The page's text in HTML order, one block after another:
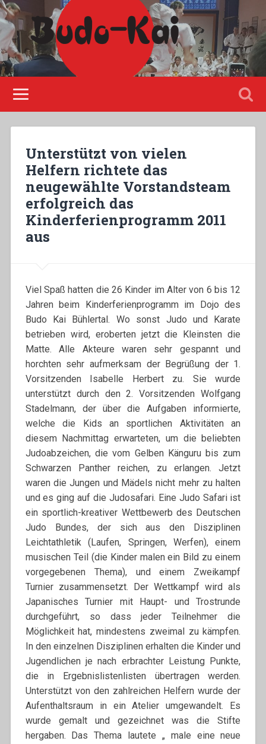
Please disable Adblock!
Unterstützt von vielen
Helfern richtete das
neugewählte Vorstandsteam
erfolgreich das
Kinderferienprogramm 2011
aus
Viel Spaß hatten die 26 Kinder im Alter von 6 bis 12
Jahren beim Kinderferienprogramm im Dojo des
Budo Kai Bühlertal. Wo sonst Judo und Karate
betrieben wird, eroberten jetzt die Kleinsten die
Matte. Alle Akteure waren sehr gespannt und
horchten sehr aufmerksam der Begrüßung der 1.
Vorsitzenden Isabelle Herbert zu. Sie wurde
unterstützt durch den 2. Vorsitzenden Wolfgang
Stadelmann, der über die Aufgaben informierte,
welche die Kids an sportlichen Aktivitäten an
diesem Nachmittag erwarteten, um die beliebten
Judoabzeichen, die vom Gelben Känguru bis zum
Schwarzen Panther reichen, zu erlangen. Jetzt
waren die Jungen und Mädels nicht mehr zu halten
und es ging auf die Judosafari. Eine Judo Safari ist
ein sportlich-kreativer Wettbewerb des Deutschen
Judo Bundes, der sich aus den Disziplinen
Leichtathletik (Laufen, Springen, Werfen), einem
musischen Teil (die Kinder malen ein Bild zu einem
vorgegebenen Thema), und einem Zweikampf
Turnier zusammensetzt. Der Wettkampf wird als
Japanisches Turnier mit Haupt- und Trostrunde
durchgeführt, so dass jeder Teilnehmer die
Möglichkeit hat, mindestens zweimal zu kämpfen.
In den einzelnen Disziplinen erhalten die Kinder und
Jugendlichen je nach erbrachter Leistung Punkte,
die in Ergebnislistenlisten übertragen werden.
Unterstützt von den zahlreichen Helfern wurde der
Aufenthaltsraum in ein Atelier umgewandelt. Es
wurde gemalt und gezeichnet was die Stifte
hergaben. Das Thema lautete „ male eine neue